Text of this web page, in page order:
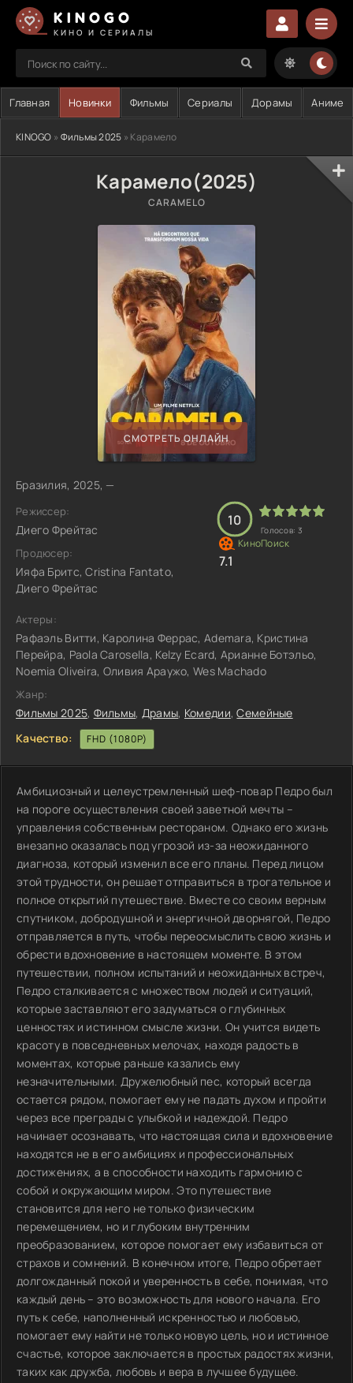
KINOGO
КИНО И СЕРИАЛЫ
Главная Новинки Фильмы Сериалы Дорамы Аниме
KINOGO » Фильмы 2025 » Карамело
Карамело(2025)
CARAMELO
СМОТРЕТЬ ОНЛАЙН
Бразилия, 2025, —
Режиссер:
Диего Фрейтас
Продюсер:
Ияфа Бритс, Cristina Fantato,
Диего Фрейтас
10
Голосов: 3
7.1
Актеры:
Рафаэль Витти, Каролина Феррас, Ademara, Кристина
Перейра, Paola Carosella, Kelzy Ecard, Арианне Ботэльо,
Noemia Oliveira, Оливия Араужо, Wes Machado
Жанр:
Фильмы 2025, Фильмы, Драмы, Комедии,Семейные
Качество:
FHD (1080P)
Амбициозный и целеустремленный шеф-повар Педро был
на пороге осуществления своей заветной мечты –
управления собственным рестораном. Однако его жизнь
внезапно оказалась под угрозой из-за неожиданного
диагноза, который изменил все его планы. Перед лицом
этой трудности, он решает отправиться в трогательное и
полное открытий путешествие. Вместе со своим верным
спутником, добродушной и энергичной дворнягой, Педро
отправляется в путь, чтобы переосмыслить свою жизнь и
обрести вдохновение в настоящем моменте. В этом
путешествии, полном испытаний и неожиданных встреч,
Педро сталкивается с множеством людей и ситуаций,
которые заставляют его задуматься о глубинных
ценностях и истинном смысле жизни. Он учится видеть
красоту в повседневных мелочах, находя радость в
моментах, которые раньше казались ему
незначительными. Дружелюбный пес, который всегда
остается рядом, помогает ему не падать духом и пройти
через все преграды с улыбкой и надеждой. Педро
начинает осознавать, что настоящая сила и вдохновение
находятся не в его амбициях и профессиональных
достижениях, а в способности находить гармонию с
собой и окружающим миром. Это путешествие
становится для него не только физическим
перемещением, но и глубоким внутренним
преобразованием, которое помогает ему избавиться от
страхов и сомнений. В конечном итоге, Педро обретает
долгожданный покой и уверенность в себе, понимая, что
каждый день – это возможность для нового начала. Его
путь к себе, наполненный искренностью и любовью,
помогает ему найти не только новую цель, но и истинное
счастье, которое заключается в простых радостях жизни,
таких как дружба, любовь и вера в лучшее будущее.